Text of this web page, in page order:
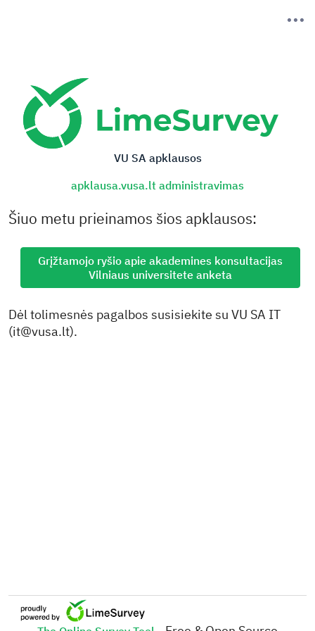
VU SA apklausos
apklausa.vusa.lt administravimas
Šiuo metu prieinamos šios apklausos:
Grįžtamojo ryšio apie akademines konsultacijas
Vilniaus universitete anketa
Dėl tolimesnės pagalbos susisiekite su VU SA IT
(it@vusa.lt).